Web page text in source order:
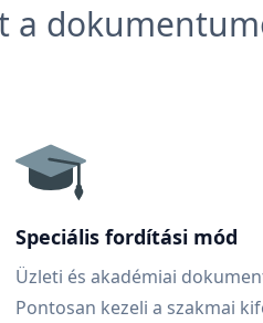
a
Speciális fordítási mód
Üzleti és akadémiai
Pontosan kezeli a szakmai